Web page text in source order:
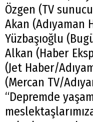
Özgen (TV
Akan (Adıyaman
Yüzbaşıoğlu
Alkan (Haber
(Jet Haber/
(Mercan TV/
“Depremde